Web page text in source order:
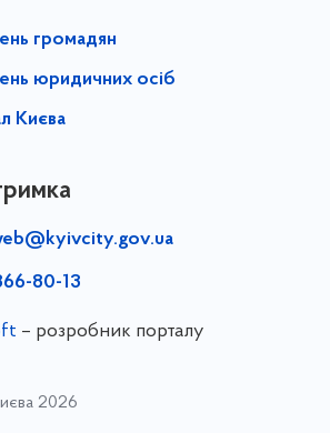
громадян
юридичних осіб
Києва
80-13
– розробник порталу
2026